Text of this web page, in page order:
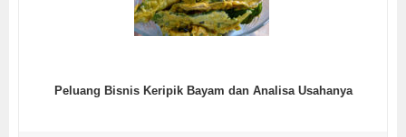
Peluang Bisnis Keripik Bayam dan Analisa Usahanya